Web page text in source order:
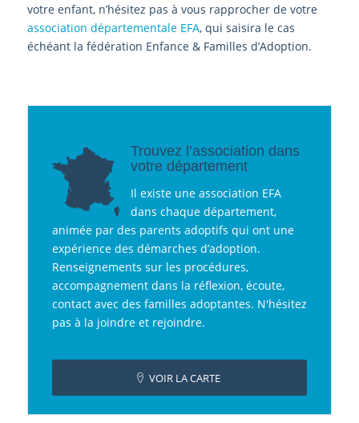
votre enfant, n’hésitez pas à vous rapprocher de votre
association départementale EFA, qui saisira le cas
échéant la fédération Enfance & Familles d’Adoption.
Trouvez l’association dans
votre département
Il existe une association EFA
dans chaque département,
animée par des parents adoptifs qui ont une
expérience des démarches d’adoption.
Renseignements sur les procédures,
accompagnement dans la réflexion, écoute,
contact avec des familles adoptantes. N'hésitez
pas à la joindre et rejoindre.
VOIR LA CARTE